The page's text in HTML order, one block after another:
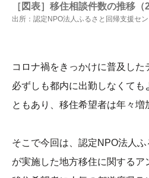
［図表］移住相談件数の推移（
出所：認定NPO法人ふるさと回帰支援セ
コロナ禍をきっかけに普及した
必ずしも都内に出勤しなくても
ともあり、移住希望者は年々増
そこで今回は、認定NPO法人
が実施した地方移住に関するア